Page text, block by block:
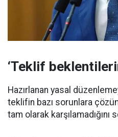
‘Teklif
Hazırlanan yasal
teklifin bazı sorunlara
tam olarak karşılamadığını